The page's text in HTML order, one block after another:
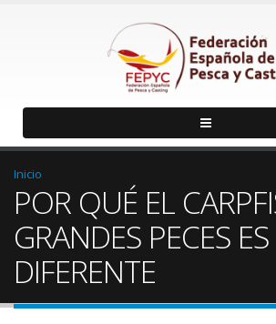
Inicio
POR QUÉ EL
GRANDES PECES ES
DIFERENTE